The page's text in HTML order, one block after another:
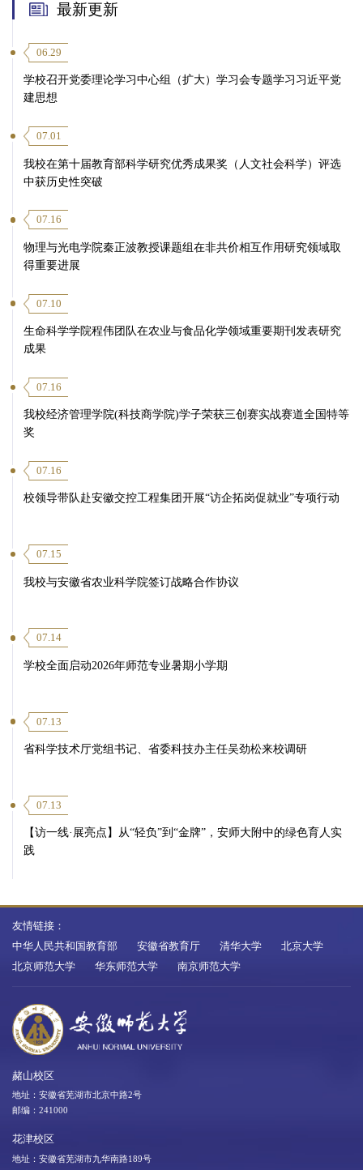
第 5 页
最新更新
06.29
学校召开党委理论学习中心组（扩大）学习会专题学习习近平党
建思想
07.01
我校在第十届教育部科学研究优秀成果奖（人文社会科学）评选
中获历史性突破
07.16
物理与光电学院秦正波教授课题组在非共价相互作用研究领域取
得重要进展
07.10
生命科学学院程伟团队在农业与食品化学领域重要期刊发表研究
成果
07.16
我校经济管理学院(科技商学院)学子荣获三创赛实战赛道全国特等
奖
07.16
校领导带队赴安徽交控工程集团开展“访企拓岗促就业”专项行动
07.15
我校与安徽省农业科学院签订战略合作协议
07.14
学校全面启动2026年师范专业暑期小学期
07.13
省科学技术厅党组书记、省委科技办主任吴劲松来校调研
07.13
【访一线·展亮点】从“轻负”到“金牌”，安师大附中的绿色育人实
践
友情链接：
中华人民共和国教育部
安徽省教育厅 清华大学
北京大学
北京师范大学
华东师范大学 南京师范大学
赭山校区
地址：安徽省芜湖市北京中路2号
邮编：241000
花津校区
地址：安徽省芜湖市九华南路189号